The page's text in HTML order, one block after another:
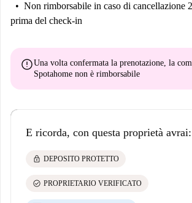
Non rimborsabile in caso di cancellazione
prima del check-in
errorUna volta confermata la prenotazione, la
Spotahome non è rimborsabile
E ricorda, con questa proprietà avrai:
lock DEPOSITO PROTETTO
check_circle PROPRIETARIO VERIFICATO